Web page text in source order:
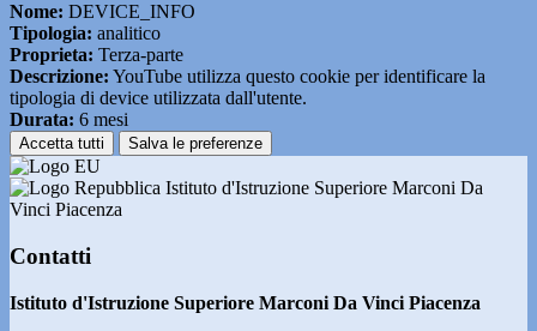
Nome: DEVICE_INFO
Tipologia: analitico
Proprieta: Terza-parte
Descrizione: YouTube utilizza questo cookie per identificare la
tipologia di device utilizzata dall'utente.
Durata: 6 mesi
Accetta tutti Salva le preferenze
Istituto d'Istruzione Superiore Marconi Da
Vinci Piacenza
Contatti
Istituto d'Istruzione Superiore Marconi Da Vinci Piacenza